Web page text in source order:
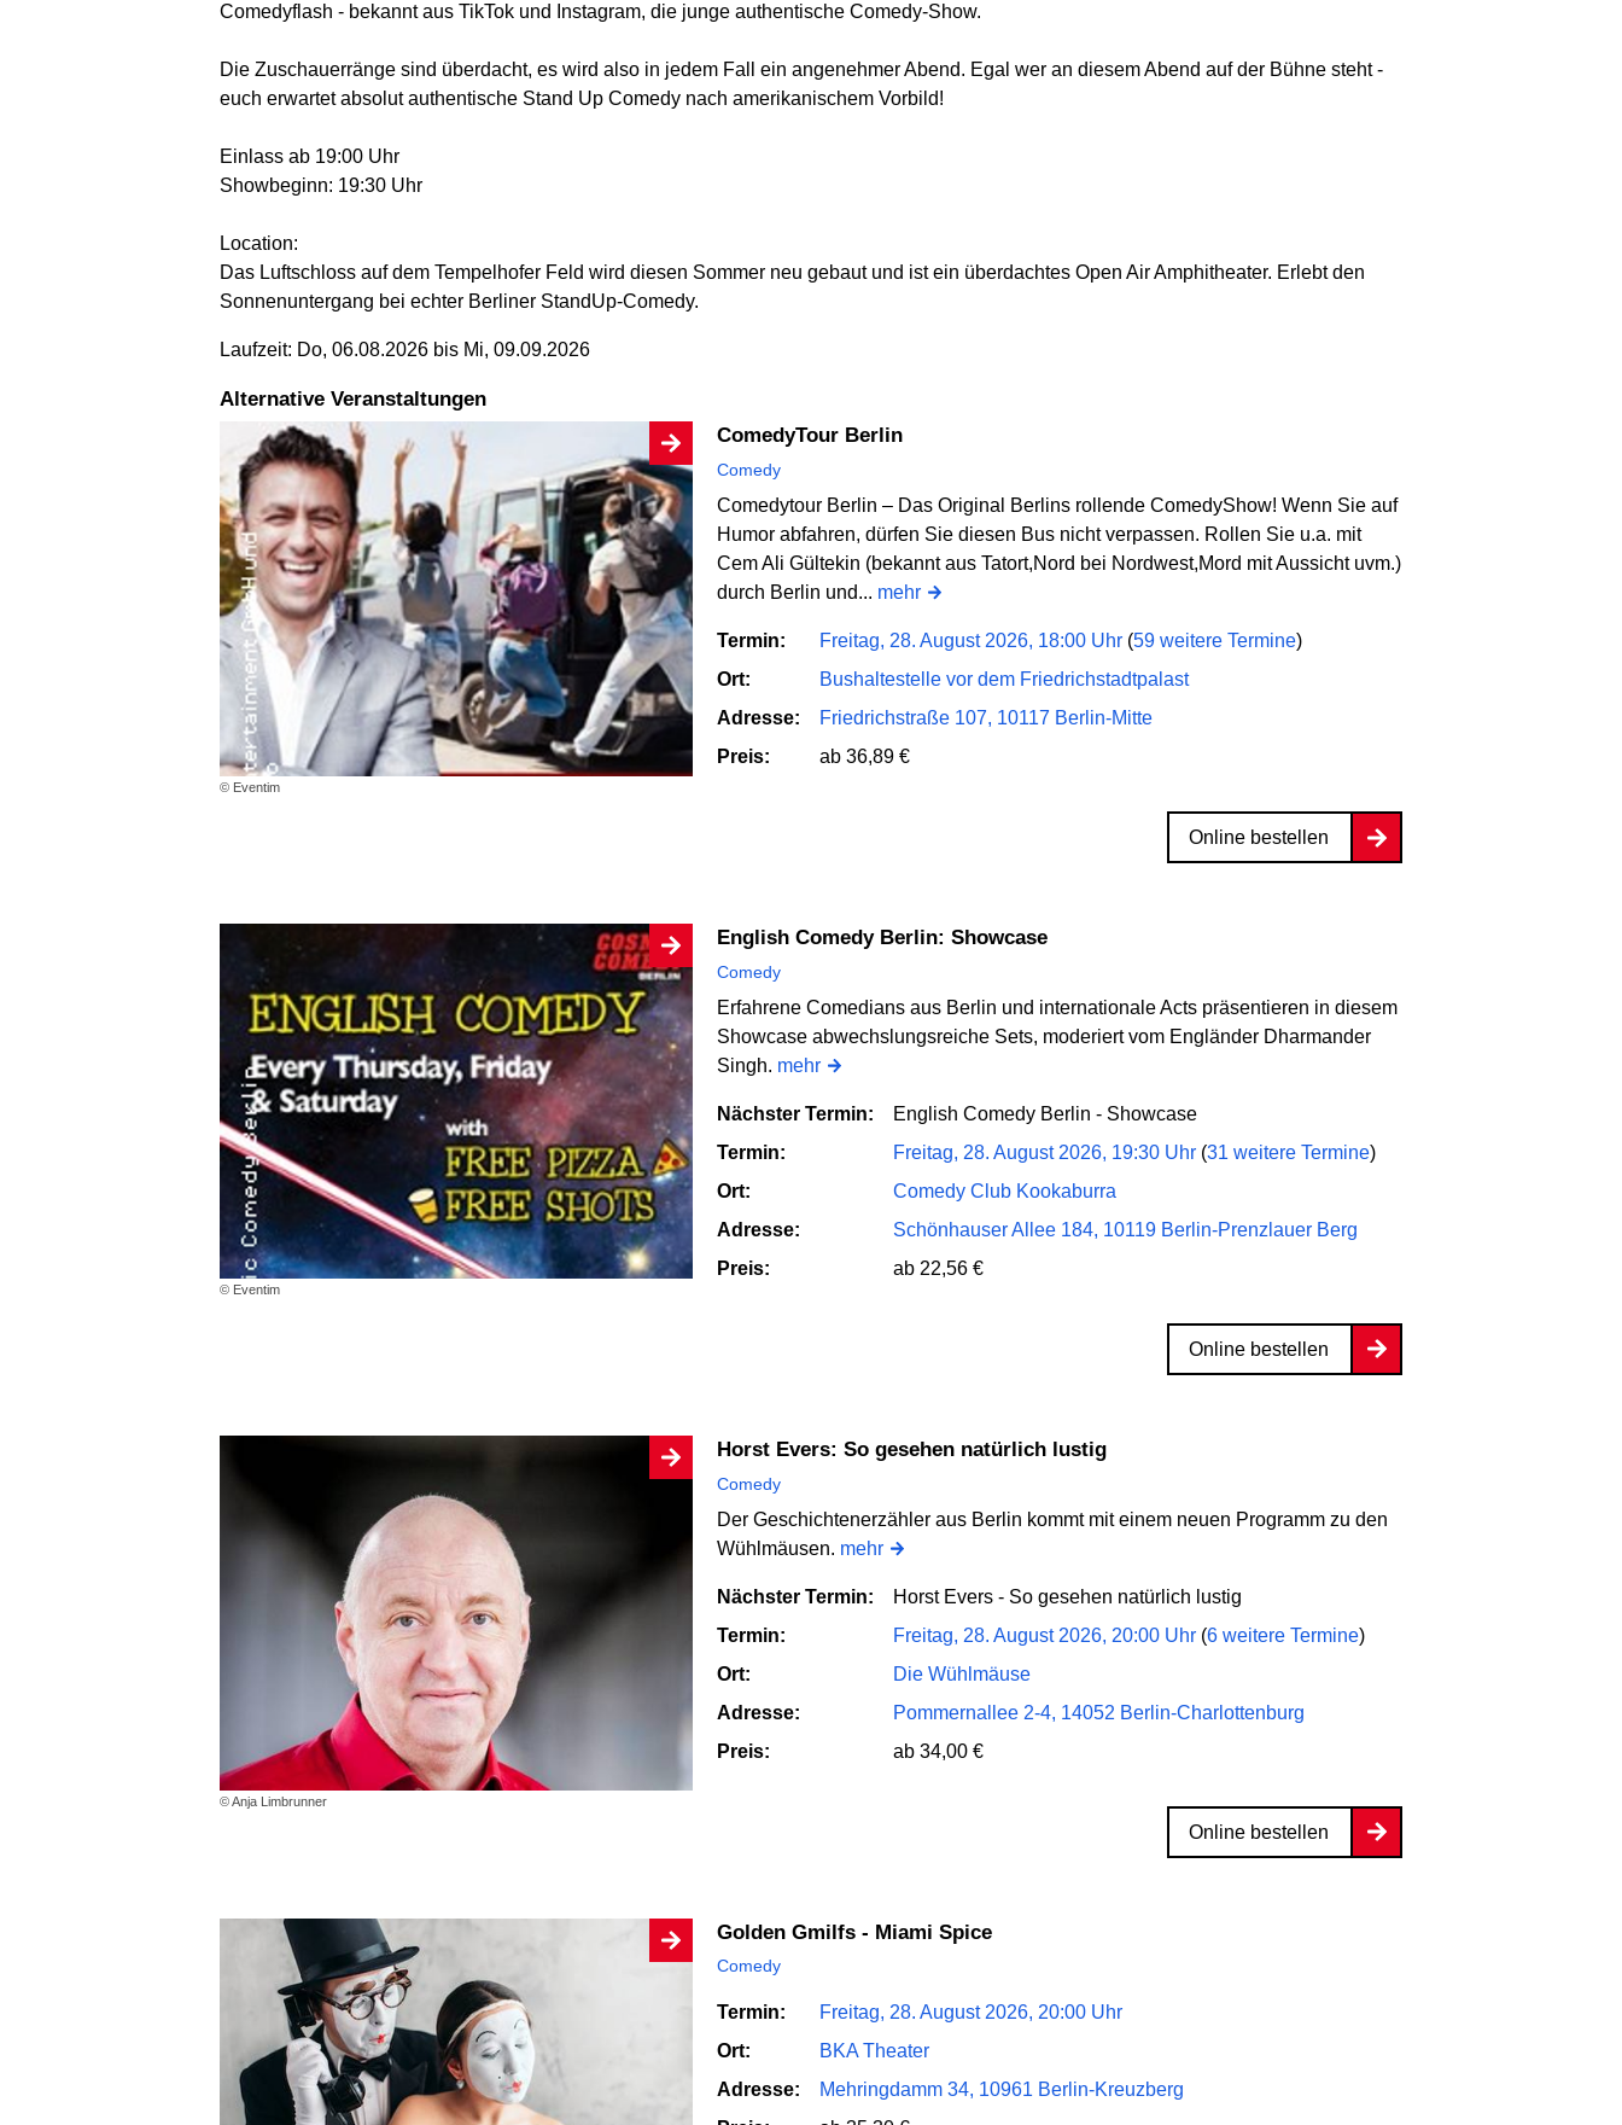
Comedyflash - bekannt aus TikTok und Instagram, die junge authentische Comedy-Show.
Die Zuschauerränge sind überdacht, es wird also in jedem Fall ein angenehmer Abend. Egal wer an diesem Abend auf der Bühne steht -
euch erwartet absolut authentische Stand Up Comedy nach amerikanischem Vorbild!
Einlass ab 19:00 Uhr
Showbeginn: 19:30 Uhr
Location:
Das Luftschloss auf dem Tempelhofer Feld wird diesen Sommer neu gebaut und ist ein überdachtes Open Air Amphitheater. Erlebt den
Sonnenuntergang bei echter Berliner StandUp-Comedy.
Laufzeit: Do, 06.08.2026 bis Mi, 09.09.2026
Alternative Veranstaltungen
© Eventim
ComedyTour Berlin
Comedy
Comedytour Berlin – Das Original Berlins rollende ComedyShow! Wenn Sie auf
Humor abfahren, dürfen Sie diesen Bus nicht verpassen. Rollen Sie u.a. mit
Cem Ali Gültekin (bekannt aus Tatort,Nord bei Nordwest,Mord mit Aussicht uvm.)
durch Berlin und... mehr
Termin: Freitag, 28. August 2026, 18:00 Uhr (59 weitere Termine)
Ort:
Bushaltestelle vor dem Friedrichstadtpalast
Adresse:
Friedrichstraße 107, 10117 Berlin-Mitte
Preis:
ab 36,89 €
Online bestellen
© Eventim
English Comedy Berlin: Showcase
Comedy
Erfahrene Comedians aus Berlin und internationale Acts präsentieren in diesem
Showcase abwechslungsreiche Sets, moderiert vom Engländer Dharmander
Singh. mehr
Nächster Termin:
English Comedy Berlin - Showcase
Termin:
Freitag, 28. August 2026, 19:30 Uhr (31 weitere Termine)
Ort:
Comedy Club Kookaburra
Adresse:
Schönhauser Allee 184, 10119 Berlin-Prenzlauer Berg
Preis:
ab 22,56 €
Online bestellen
© Anja Limbrunner
Horst Evers: So gesehen natürlich lustig
Comedy
Der Geschichtenerzähler aus Berlin kommt mit einem neuen Programm zu den
Wühlmäusen. mehr
Nächster Termin:
Horst Evers - So gesehen natürlich lustig
Termin:
Freitag, 28. August 2026, 20:00 Uhr (6 weitere Termine)
Ort:
Die Wühlmäuse
Adresse:
Pommernallee 2-4, 14052 Berlin-Charlottenburg
Preis:
ab 34,00 €
Online bestellen
Golden Gmilfs - Miami Spice
Comedy
Termin:
Freitag, 28. August 2026, 20:00 Uhr
Ort:
BKA Theater
Adresse:
Mehringdamm 34, 10961 Berlin-Kreuzberg